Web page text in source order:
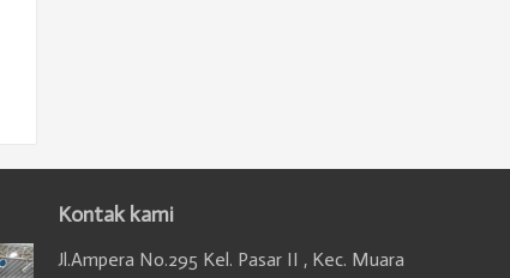
Kontak kami
Jl.Ampera No.295 Kel. Pasar II , Kec. Muara